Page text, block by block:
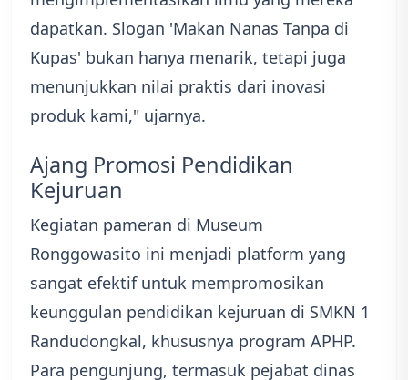
dapatkan. Slogan 'Makan Nanas Tanpa di
Kupas' bukan hanya menarik, tetapi juga
menunjukkan nilai praktis dari inovasi
produk kami," ujarnya.
Ajang Promosi Pendidikan
Kejuruan
Kegiatan pameran di Museum
Ronggowasito ini menjadi platform yang
sangat efektif untuk mempromosikan
keunggulan pendidikan kejuruan di SMKN 1
Randudongkal, khususnya program APHP.
Para pengunjung, termasuk pejabat dinas